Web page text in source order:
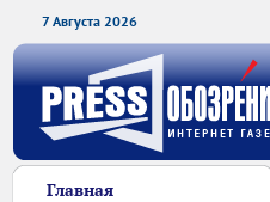
7 Августа 2026
Главная